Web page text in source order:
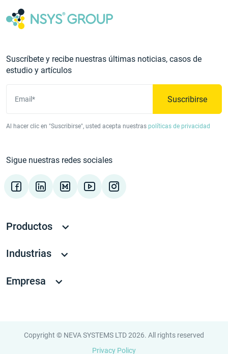
Suscríbete y recibe nuestras últimas noticias, casos de
estudio y artículos
Email* Suscribirse
Al hacer clic en "Suscribirse", usted acepta nuestras políticas de privacidad
Sigue nuestras redes sociales
Productos
Industrias
Empresa
Copyright © NEVA SYSTEMS LTD 2026. All rights reserved
Privacy Policy